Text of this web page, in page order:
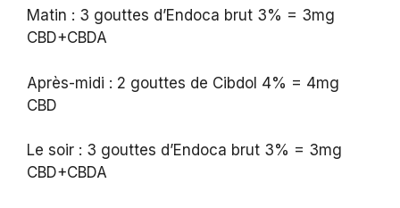
Matin : 3 gouttes d’Endoca brut 3% = 3mg
CBD+CBDA
Après-midi : 2 gouttes de Cibdol 4% = 4mg
CBD
Le soir : 3 gouttes d’Endoca brut 3% = 3mg
CBD+CBDA